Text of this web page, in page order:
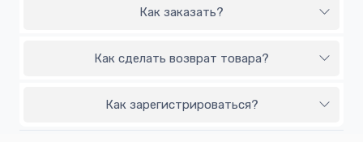
Как заказать?
Как сделать возврат товара?
Как зарегистрироваться?